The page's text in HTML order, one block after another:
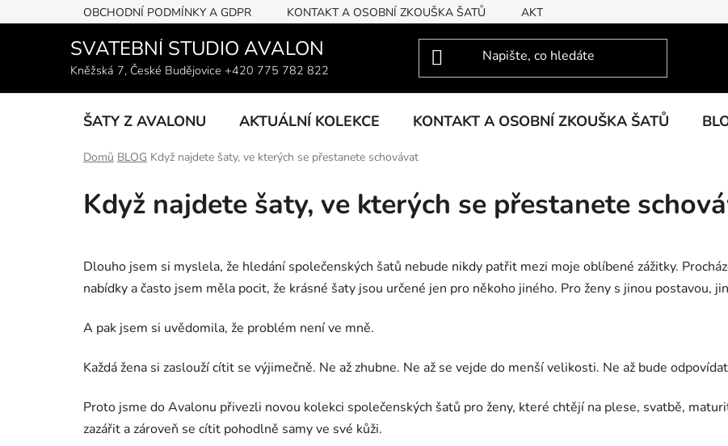
na
OBCHODNÍ PODMÍNKY A GDPR KONTAKT A OSOBNÍ ZKOUŠKA ŠATŮ AKTUÁLNÍ KOLEKCE
SVATEBNÍ STUDIO AVALON
Kněžská 7, České Budějovice +420 775 782 822
ŠATY Z AVALONU AKTUÁLNÍ KOLEKCE KONTAKT A OSOBNÍ ZKOUŠKA ŠATŮ
Domů BLOG Když najdete šaty, ve kterých se přestanete schovávat
Když najdete šaty, ve kterých se přestanete
Dlouho jsem si myslela, že hledání společenských šatů nebude nikdy patřit mezi moje oblíbené zážitky.
nabídky a často jsem měla pocit, že krásné šaty jsou určené jen pro někoho jiného. Pro ženy s jinou postavou,
A pak jsem si uvědomila, že problém není ve mně.
Každá žena si zaslouží cítit se výjimečně. Ne až zhubne. Ne až se vejde do menší velikosti. Ne až bude
Proto jsme do Avalonu přivezli novou kolekci společenských šatů pro ženy, které chtějí na plese, svatbě,
zazářit a zároveň se cítit pohodlně samy ve své kůži.